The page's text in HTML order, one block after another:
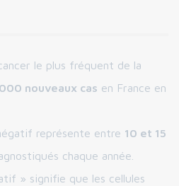
le plus fréquent de la
nouveaux cas en France en
représente entre 10 et 15
chaque année.
» signifie que les cellules